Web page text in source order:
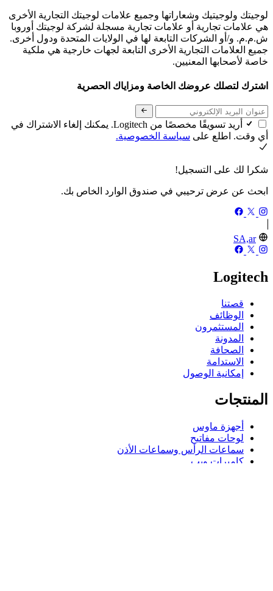
لوجيتك ولوجيتيك وشعاراتها وجميع علامات لوجيتك التجارية الأخرى
هي علامات تجارية أو علامات تجارية مسجلة لشركة لوجيتك أوروبا
ش.م.م. و/أو الشركات التابعة لها في الولايات المتحدة ودول أخرى.
جميع العلامات التجارية الأخرى التابعة لجهات خارجية هي ملكية
خاصة لأصحابها المعنيين.
اشترك لتصلك عروضك الخاصة ومزاياك الحصرية
أريد تسويقًا مخصصًا من Logitech. يمكنك إلغاء الاشتراك في
أي وقت. اطلع على سياسة الخصوصية.
شكرا لك على التسجيل!
ابحث عن عرض ترحيبي في صندوق الوارد الخاص بك.
SA,ar
Logitech
قصتنا
الوظائف
المستثمرون
المدونة
الصحافة
الاستدامة
إمكانية الوصول
المنتجات
أجهزة ماوس
لوحات مفاتيح
سماعات الرأس وسماعات الأذن
كاميرات ويب